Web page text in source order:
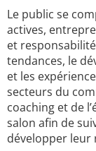
Le public se
actives,
et
tendances, le
et les
secteurs du
coaching et de
salon afin de
développer leur